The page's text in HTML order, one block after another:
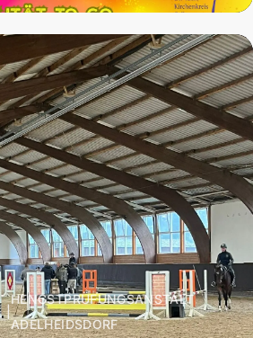
|
HENGSTPRÜFUNGSANSTALT
ADELHEIDSDORF